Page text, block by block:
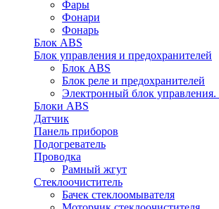
Фары
Фонари
Фонарь
Блок ABS
Блок управления и предохранителей
Блок ABS
Блок реле и предохранителей
Электронный блок
Блоки ABS
Датчик
Панель приборов
Подогреватель
Проводка
Рамный жгут
Стеклоочиститель
Бачек стеклоомывателя